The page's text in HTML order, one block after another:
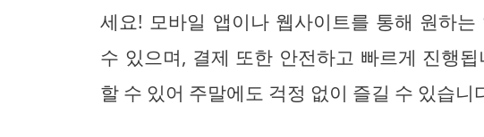
세요! 모바일 앱이나 웹사이트를 통해 원하
수 있으며, 결제 또한 안전하고 빠르게 진행
할 수 있어 주말에도 걱정 없이 즐길 수 있습니